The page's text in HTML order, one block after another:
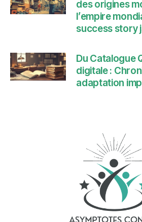
des origines
l’empire
success story
Du Catalogue
digitale :
adaptation